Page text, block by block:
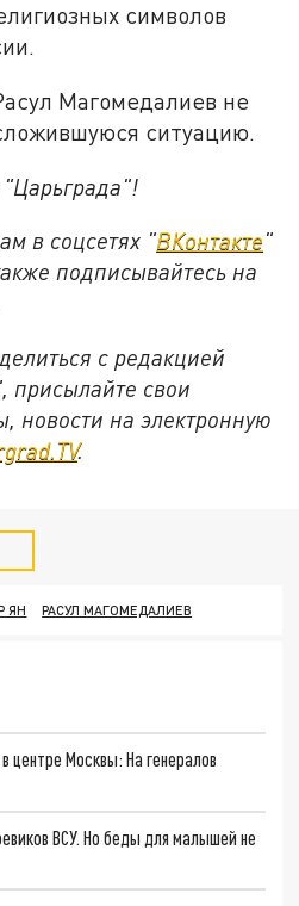
символов
Магомедалиев не
ситуацию.
в соцсетях "ВКонтакте"
подписывайтесь на
с редакцией
присылайте свои
новости на электронную
.
ЯН РАСУЛ МАГОМЕДАЛИЕВ
центре Москвы: На генералов
ВСУ. Но беды для малышей не